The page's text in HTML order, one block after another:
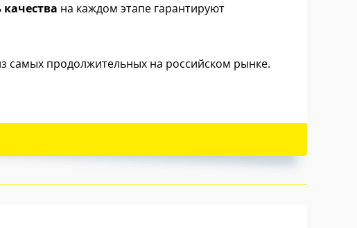
на каждом этапе гарантируют
самых продолжительных на российском рынке.